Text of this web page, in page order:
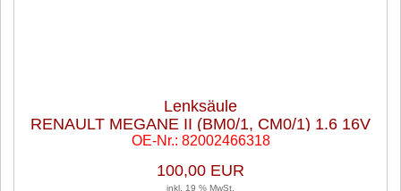
Lenksäule
RENAULT MEGANE II (BM0/1, CM0/1) 1.6 16V
OE-Nr.: 82002466318
100,00 EUR
inkl. 19 % MwSt.